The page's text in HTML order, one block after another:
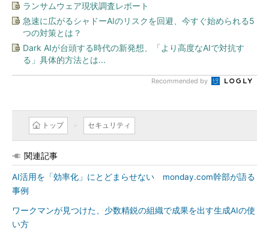
ランサムウェア現状調査レポート
急速に広がるシャドーAIのリスクを回避、今すぐ始められる5
つの対策とは？
Dark AIが台頭する時代の新発想、「より高度なAIで対抗す
る」具体的方法とは...
Recommended by
トップ セキュリティ
関連記事
AI活用を「効率化」にとどまらせない monday.com幹部が語る
事例
ワークマンが見つけた、少数精鋭の組織で成果を出す生成AIの使
い方